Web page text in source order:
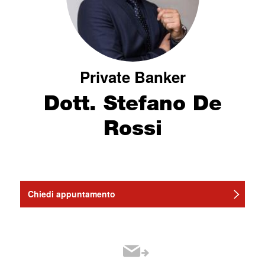
Private Banker
Dott. Stefano De
Rossi
Chiedi appuntamento